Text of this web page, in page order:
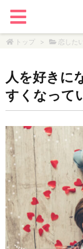
トップ > 恋した
人を好きに
すくなって